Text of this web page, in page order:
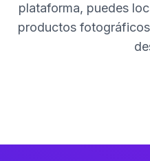
plataforma, puedes
productos